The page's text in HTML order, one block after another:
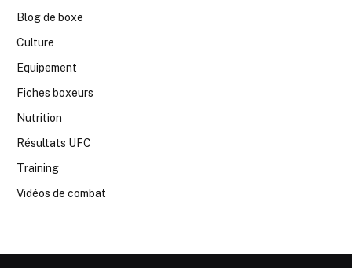
Blog de boxe
Culture
Equipement
Fiches boxeurs
Nutrition
Résultats UFC
Training
Vidéos de combat